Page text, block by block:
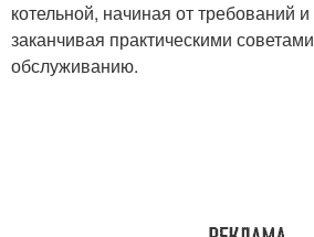
котельной, начиная от требований
заканчивая практическими
обслуживанию.